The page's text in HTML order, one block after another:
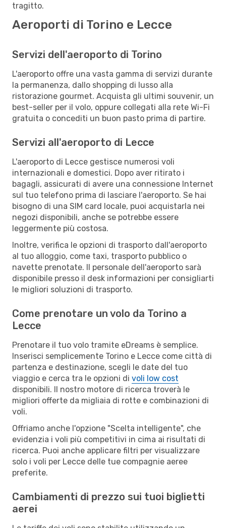
tragitto.
Aeroporti di Torino e Lecce
Servizi dell'aeroporto di Torino
L'aeroporto offre una vasta gamma di servizi durante
la permanenza, dallo shopping di lusso alla
ristorazione gourmet. Acquista gli ultimi souvenir, un
best-seller per il volo, oppure collegati alla rete Wi-Fi
gratuita o concediti un buon pasto prima di partire.
Servizi all'aeroporto di Lecce
L'aeroporto di Lecce gestisce numerosi voli
internazionali e domestici. Dopo aver ritirato i
bagagli, assicurati di avere una connessione Internet
sul tuo telefono prima di lasciare l'aeroporto. Se hai
bisogno di una SIM card locale, puoi acquistarla nei
negozi disponibili, anche se potrebbe essere
leggermente più costosa.
Inoltre, verifica le opzioni di trasporto dall'aeroporto
al tuo alloggio, come taxi, trasporto pubblico o
navette prenotate. Il personale dell'aeroporto sarà
disponibile presso il desk informazioni per consigliarti
le migliori soluzioni di trasporto.
Come prenotare un volo da Torino a
Lecce
Prenotare il tuo volo tramite eDreams è semplice.
Inserisci semplicemente Torino e Lecce come città di
partenza e destinazione, scegli le date del tuo
viaggio e cerca tra le opzioni di voli low cost
disponibili. Il nostro motore di ricerca troverà le
migliori offerte da migliaia di rotte e combinazioni di
voli.
Offriamo anche l'opzione "Scelta intelligente", che
evidenzia i voli più competitivi in cima ai risultati di
ricerca. Puoi anche applicare filtri per visualizzare
solo i voli per Lecce delle tue compagnie aeree
preferite.
Cambiamenti di prezzo sui tuoi biglietti
aerei